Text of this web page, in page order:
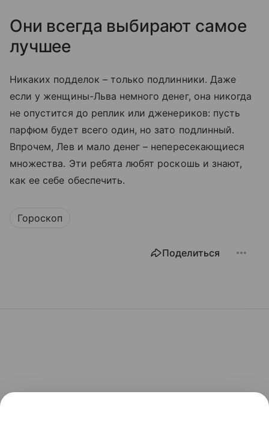
Они всегда выбирают самое
лучшее
Никаких подделок – только подлинники. Даже
если у женщины-Льва немного денег, она никогда
не опустится до реплик или дженериков: пусть
парфюм будет всего один, но зато подлинный.
Впрочем, Лев и мало денег – непересекающиеся
множества. Эти ребята любят роскошь и знают,
как ее себе обеспечить.
Гороскоп
Поделиться